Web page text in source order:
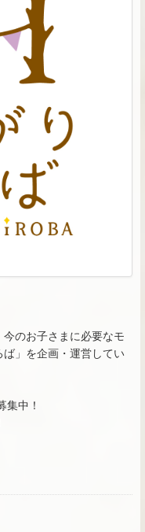
のお子さまに必要なモ
ば」を企画・運営してい
集中！